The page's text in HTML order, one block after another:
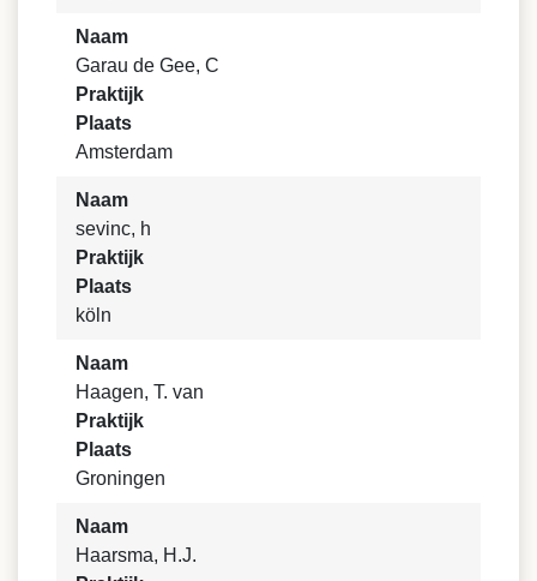
Naam
Garau de Gee, C
Praktijk
Plaats
Amsterdam
Naam
sevinc, h
Praktijk
Plaats
köln
Naam
Haagen, T. van
Praktijk
Plaats
Groningen
Naam
Haarsma, H.J.